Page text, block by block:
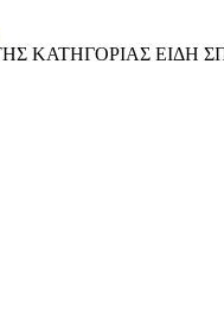
ΚΑΤΗΓΟΡΙΑΣ ΕΙΔΗ